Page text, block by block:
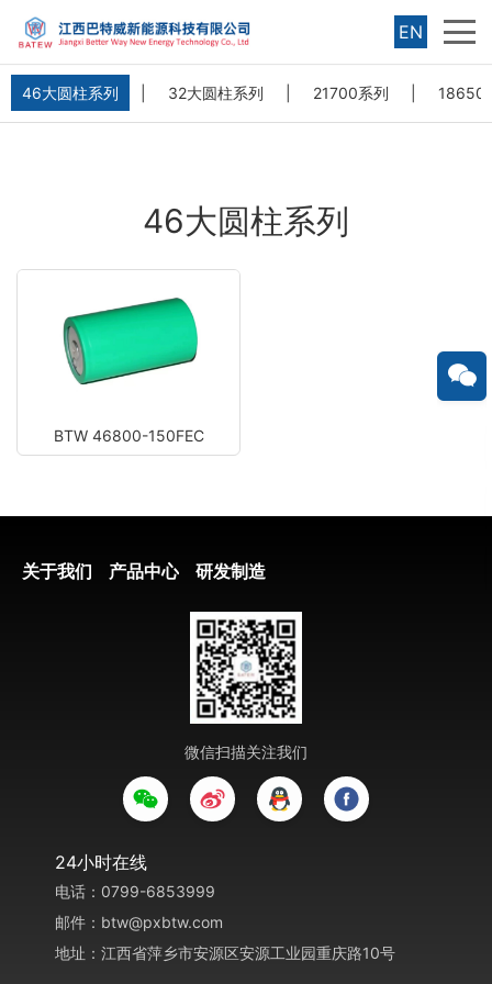
EN
46大圆柱系列 32大圆柱系列 21700系列 18650
46大圆柱系列
BTW 46800-150FEC
关于我们 产品中心 研发制造
微信扫描关注我们
24小时在线
电话：0799-6853999
邮件：btw@pxbtw.com
地址：江西省萍乡市安源区安源工业园重庆路10号